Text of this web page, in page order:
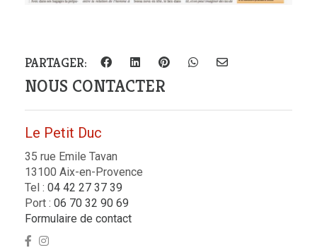
PARTAGER:
NOUS CONTACTER
Le Petit Duc
35 rue Emile Tavan
13100 Aix-en-Provence
Tel : 04 42 27 37 39
Port : 06 70 32 90 69
Formulaire de contact